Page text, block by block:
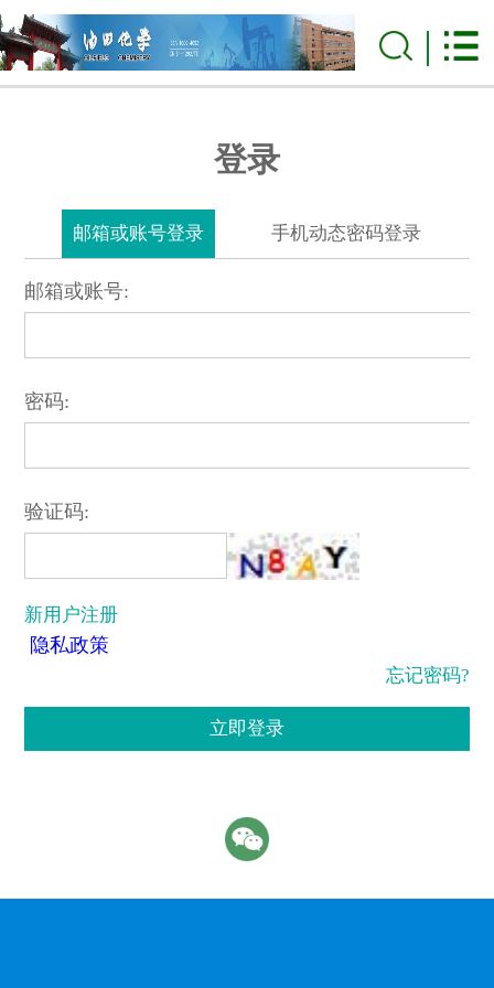
登录
邮箱或账号登录 手机动态密码登录
邮箱或账号:
密码:
验证码:
新用户注册
隐私政策
忘记密码?
立即登录